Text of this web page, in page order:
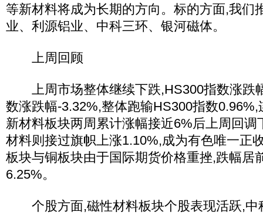
等新材料将成为长期的方向。标的方面,我们
业、利源铝业、中科三环、银河磁体。
上周回顾
上周市场整体继续下跌,HS300指数涨跌
数涨跌幅-3.32%,整体跑输HS300指数
新材料板块两周累计涨幅接近6%后上周回调
材料则接过旗帜上涨1.10%,成为有色唯一正
板块与铜板块由于国际期货价格重挫,跌幅居
6.25%。
个股方面,磁性材料板块个股表现活跃,中